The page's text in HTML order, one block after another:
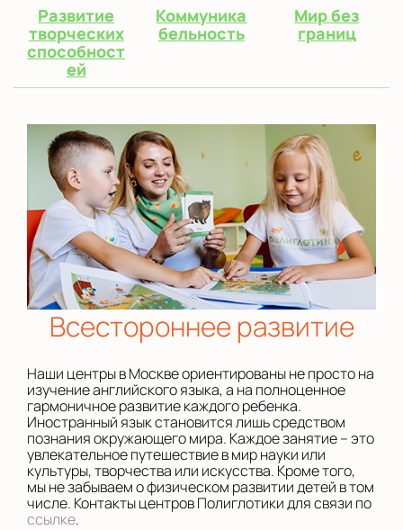
Развитие
творческих
способност
ей
Коммуника
бельность
Мир без
границ
Всестороннее развитие
Наши центры в Москве ориентированы не просто на
изучение английского языка, а на полноценное
гармоничное развитие каждого ребенка.
Иностранный язык становится лишь средством
познания окружающего мира. Каждое занятие – это
увлекательное путешествие в мир науки или
культуры, творчества или искусства. Кроме того,
мы не забываем о физическом развитии детей в том
числе. Контакты центров Полиглотики для связи по
ссылке.